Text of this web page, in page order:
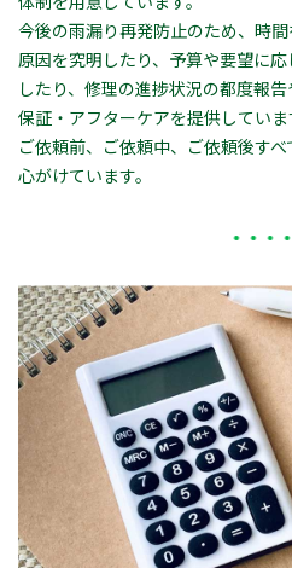
今後の雨漏り再発防止のため、時
原因を究明したり、予算や要望に
したり、修理の進捗状況の都度報
保証・アフターケアを提供していま
ご依頼前、ご依頼中、ご依頼後す
心がけています。